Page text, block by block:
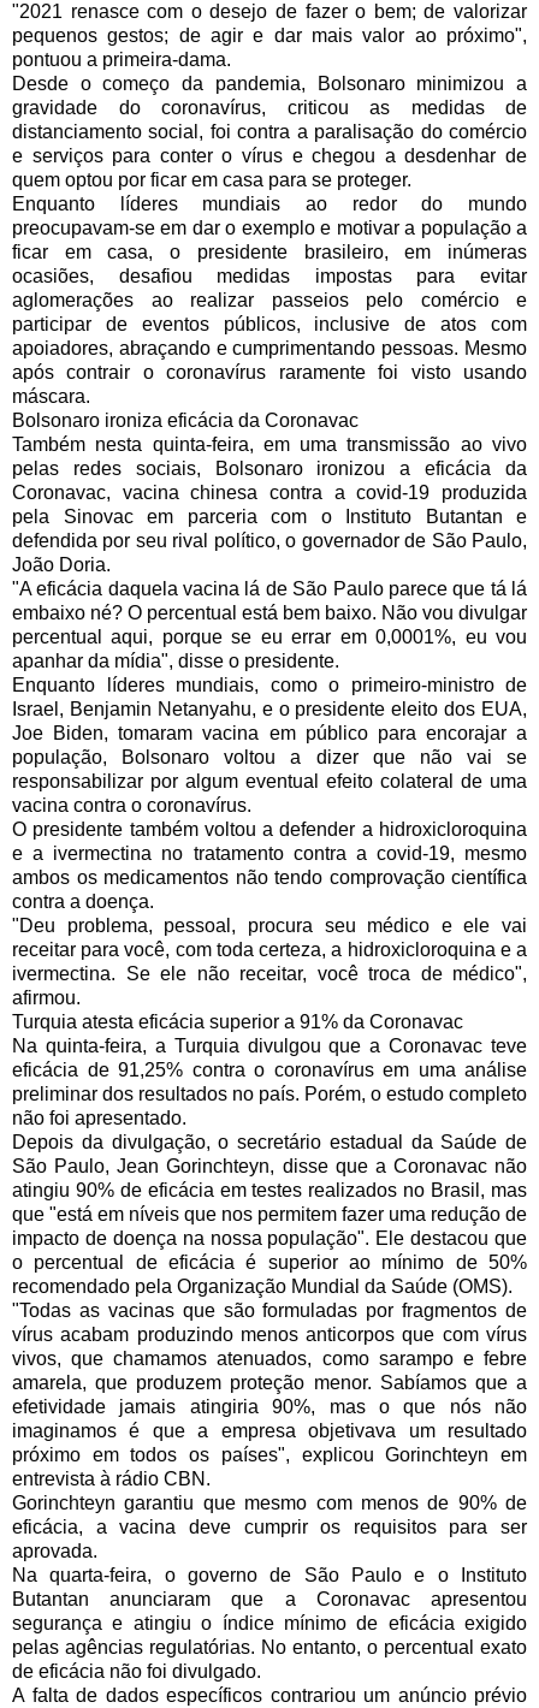
"2021 renasce com o desejo de fazer o bem; de valorizar
pequenos gestos; de agir e dar mais valor ao próximo",
pontuou a primeira-dama.
Desde o começo da pandemia, Bolsonaro minimizou a
gravidade do coronavírus, criticou as medidas de
distanciamento social, foi contra a paralisação do comércio
e serviços para conter o vírus e chegou a desdenhar de
quem optou por ficar em casa para se proteger.
Enquanto líderes mundiais ao redor do mundo
preocupavam-se em dar o exemplo e motivar a população a
ficar em casa, o presidente brasileiro, em inúmeras
ocasiões, desafiou medidas impostas para evitar
aglomerações ao realizar passeios pelo comércio e
participar de eventos públicos, inclusive de atos com
apoiadores, abraçando e cumprimentando pessoas. Mesmo
após contrair o coronavírus raramente foi visto usando
máscara.
Bolsonaro ironiza eficácia da Coronavac
Também nesta quinta-feira, em uma transmissão ao vivo
pelas redes sociais, Bolsonaro ironizou a eficácia da
Coronavac, vacina chinesa contra a covid-19 produzida
pela Sinovac em parceria com o Instituto Butantan e
defendida por seu rival político, o governador de São Paulo,
João Doria.
"A eficácia daquela vacina lá de São Paulo parece que tá lá
embaixo né? O percentual está bem baixo. Não vou divulgar
percentual aqui, porque se eu errar em 0,0001%, eu vou
apanhar da mídia", disse o presidente.
Enquanto líderes mundiais, como o primeiro-ministro de
Israel, Benjamin Netanyahu, e o presidente eleito dos EUA,
Joe Biden, tomaram vacina em público para encorajar a
população, Bolsonaro voltou a dizer que não vai se
responsabilizar por algum eventual efeito colateral de uma
vacina contra o coronavírus.
O presidente também voltou a defender a hidroxicloroquina
e a ivermectina no tratamento contra a covid-19, mesmo
ambos os medicamentos não tendo comprovação científica
contra a doença.
"Deu problema, pessoal, procura seu médico e ele vai
receitar para você, com toda certeza, a hidroxicloroquina e a
ivermectina. Se ele não receitar, você troca de médico",
afirmou.
Turquia atesta eficácia superior a 91% da Coronavac
Na quinta-feira, a Turquia divulgou que a Coronavac teve
eficácia de 91,25% contra o coronavírus em uma análise
preliminar dos resultados no país. Porém, o estudo completo
não foi apresentado.
Depois da divulgação, o secretário estadual da Saúde de
São Paulo, Jean Gorinchteyn, disse que a Coronavac não
atingiu 90% de eficácia em testes realizados no Brasil, mas
que "está em níveis que nos permitem fazer uma redução de
impacto de doença na nossa população". Ele destacou que
o percentual de eficácia é superior ao mínimo de 50%
recomendado pela Organização Mundial da Saúde (OMS).
"Todas as vacinas que são formuladas por fragmentos de
vírus acabam produzindo menos anticorpos que com vírus
vivos, que chamamos atenuados, como sarampo e febre
amarela, que produzem proteção menor. Sabíamos que a
efetividade jamais atingiria 90%, mas o que nós não
imaginamos é que a empresa objetivava um resultado
próximo em todos os países", explicou Gorinchteyn em
entrevista à rádio CBN.
Gorinchteyn garantiu que mesmo com menos de 90% de
eficácia, a vacina deve cumprir os requisitos para ser
aprovada.
Na quarta-feira, o governo de São Paulo e o Instituto
Butantan anunciaram que a Coronavac apresentou
segurança e atingiu o índice mínimo de eficácia exigido
pelas agências regulatórias. No entanto, o percentual exato
de eficácia não foi divulgado.
A falta de dados específicos contrariou um anúncio prévio